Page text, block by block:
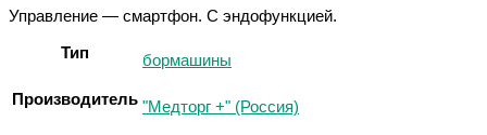
Управление — смартфон. С эндофункцией.
Тип бормашины
Производитель "Медторг +" (Россия)